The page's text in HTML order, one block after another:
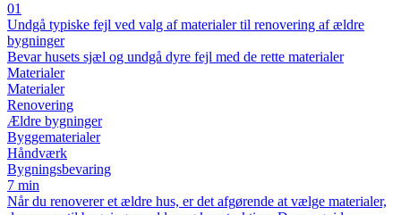
01
Undgå typiske fejl ved valg af materialer til renovering af ældre
bygninger
Bevar husets sjæl og undgå dyre fejl med de rette materialer
Materialer
Materialer
Renovering
Ældre bygninger
Byggematerialer
Håndværk
Bygningsbevaring
7 min
Når du renoverer et ældre hus, er det afgørende at vælge materialer,